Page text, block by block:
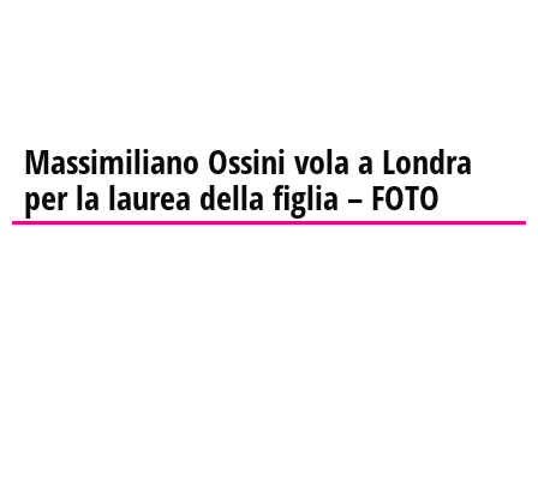
Massimiliano Ossini vola a Londra
per la laurea della figlia – FOTO